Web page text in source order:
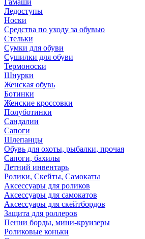
Гамаши
Ледоступы
Носки
Средства по уходу за обувью
Стельки
Сумки для обуви
Сушилки для обуви
Термоноски
Шнурки
Женская обувь
Ботинки
Женские кроссовки
Полуботинки
Сандалии
Сапоги
Шлепанцы
Обувь для охоты, рыбалки, прочая
Сапоги, бахилы
Летний инвентарь
Ролики, Скейты, Самокаты
Аксессуары для роликов
Аксессуары для самокатов
Аксессуары для скейтбордов
Защита для роллеров
Пенни борды, мини-круизеры
Роликовые коньки